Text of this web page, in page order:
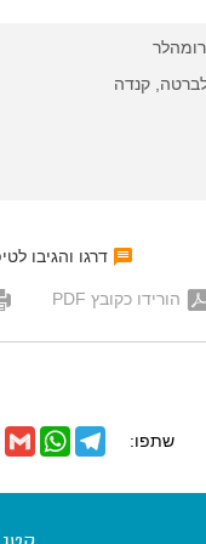
קנדה
דרגו והגיבו
הורידו כקובץ PDF
שתפו:
G
m
i
W
h
t
T
e
e